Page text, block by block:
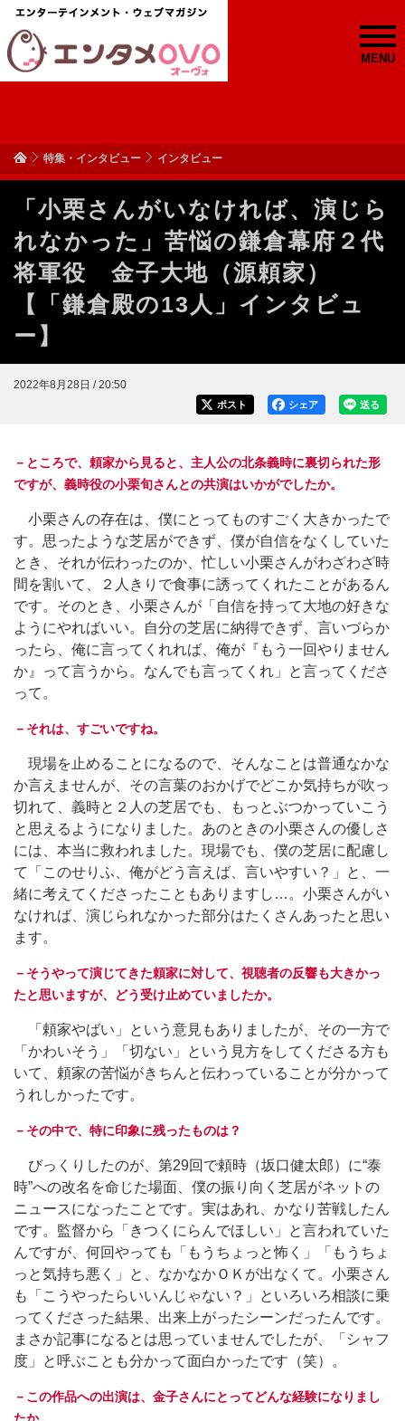
MENU
特集・インタビュー インタビュー
「小栗さんがいなければ、演じら
れなかった」苦悩の鎌倉幕府２代
将軍役 金子大地（源頼家）
【「鎌倉殿の13人」インタビュ
ー】
2022年8月28日 / 20:50
送る
シェア
ポスト
－ところで、頼家から見ると、主人公の北条義時に裏切られた形
ですが、義時役の小栗旬さんとの共演はいかがでしたか。
小栗さんの存在は、僕にとってものすごく大きかったで
す。思ったような芝居ができず、僕が自信をなくしていた
とき、それが伝わったのか、忙しい小栗さんがわざわざ時
間を割いて、２人きりで食事に誘ってくれたことがあるん
です。そのとき、小栗さんが「自信を持って大地の好きな
ようにやればいい。自分の芝居に納得できず、言いづらか
ったら、俺に言ってくれれば、俺が『もう一回やりません
か』って言うから。なんでも言ってくれ」と言ってくださ
って。
－それは、すごいですね。
現場を止めることになるので、そんなことは普通なかな
か言えませんが、その言葉のおかげでどこか気持ちが吹っ
切れて、義時と２人の芝居でも、もっとぶつかっていこう
と思えるようになりました。あのときの小栗さんの優しさ
には、本当に救われました。現場でも、僕の芝居に配慮し
て「このせりふ、俺がどう言えば、言いやすい？」と、一
緒に考えてくださったこともありますし…。小栗さんがい
なければ、演じられなかった部分はたくさんあったと思い
ます。
－そうやって演じてきた頼家に対して、視聴者の反響も大きかっ
たと思いますが、どう受け止めていましたか。
「頼家やばい」という意見もありましたが、その一方で
「かわいそう」「切ない」という見方をしてくださる方も
いて、頼家の苦悩がきちんと伝わっていることが分かって
うれしかったです。
－その中で、特に印象に残ったものは？
びっくりしたのが、第29回で頼時（坂口健太郎）に“泰
時”への改名を命じた場面、僕の振り向く芝居がネットの
ニュースになったことです。実はあれ、かなり苦戦したん
です。監督から「きつくにらんでほしい」と言われていた
んですが、何回やっても「もうちょっと怖く」「もうちょ
っと気持ち悪く」と、なかなかＯＫが出なくて。小栗さん
も「こうやったらいいんじゃない？」といろいろ相談に乗
ってくださった結果、出来上がったシーンだったんです。
まさか記事になるとは思っていませんでしたが、「シャフ
度」と呼ぶことも分かって面白かったです（笑）。
－この作品への出演は、金子さんにとってどんな経験になりまし